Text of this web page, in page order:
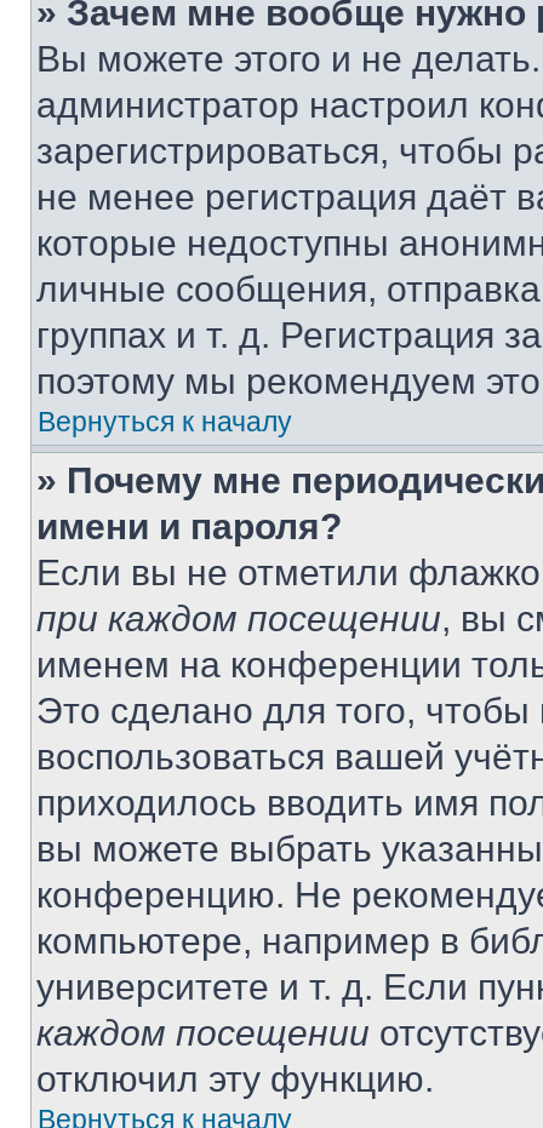
» Зачем мне вообще нужно
Вы можете этого и не
администратор настроил
зарегистрироваться, чтобы
не менее регистрация даёт
которые недоступны
личные сообщения,
группах и т. д. Регистрация
поэтому мы рекомендуем
Вернуться к началу
» Почему мне
имени и пароля?
Если вы не отметили
при каждом посещении, вы
именем на конференции
Это сделано для того, чтобы
воспользоваться вашей
приходилось вводить имя
вы можете выбрать
конференцию. Не
компьютере, например в
университете и т. д. Если
каждом посещении
отключил эту функцию.
Вернуться к началу